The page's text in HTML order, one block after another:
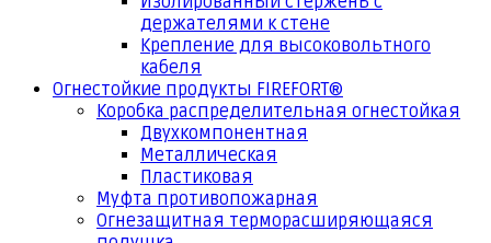
держателями к стене
Крепление для высоковольтного
кабеля
Огнестойкие продукты FIREFORT®
Коробка распределительная огнестойкая
Двухкомпонентная
Металлическая
Пластиковая
Муфта противопожарная
Огнезащитная терморасширяющаяся